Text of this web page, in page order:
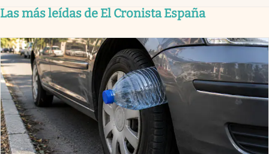
Las más leídas de El Cronista España